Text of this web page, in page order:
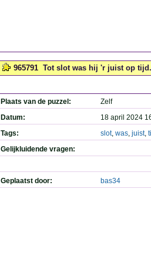
965791 Tot slot was hij 'r juist op
Plaats van de puzzel:
Zelf
Datum:
18 april 2024
Tags:
slot, was, juist,
Gelijkluidende vragen:
Geplaatst door: bas34